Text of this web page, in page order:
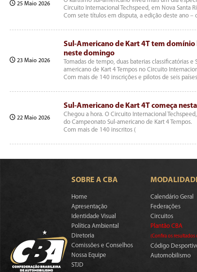
25 Maio 2026
Circuito Internacional Techspeed, em Nova Santa
Com sete títulos em disputa, a edição deste ano
23 Maio 2026
Sul-Americano de Kart 4T tem domínio
neste domingo
Tomadas de tempo, duas baterias classificatórias
americano de Kart 4 Tempos no Circuito
Com mais de 140 inscrições e pilotos de seis
22 Maio 2026
Sul-Americano de Kart 4T começa
Chegou a hora. O Circuito Internacional
do Campeonato Sul-americano de Kart 4 Tempos.
Com mais de 140 inscritos (
SOBRE A CBA
Home
Apresentação
Identidade Visual
Política Ambiental
Diretoria
Comissões e Conselhos
Nossa Equipe
STJD
Calendário Geral
Federações
Circuitos
Plantão CBA
(Confira os resultados
Código
Automobilismo